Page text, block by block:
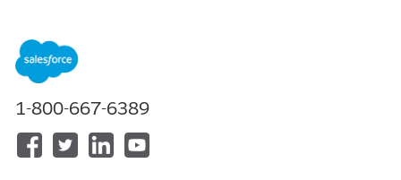
适用于 IT 服务的事件管理器整体分析仪表板
查看和分析关键事件度量，以了解事件管理流程的整体运行状
况。使用此仪表板监控事件数量、平均解决时间 (MTTR)、SLA
适用于 IT 服务的事件经理团队绩效仪表板
1-800-667-6389